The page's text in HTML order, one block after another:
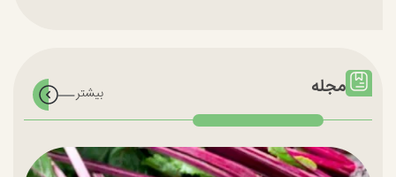
مجله